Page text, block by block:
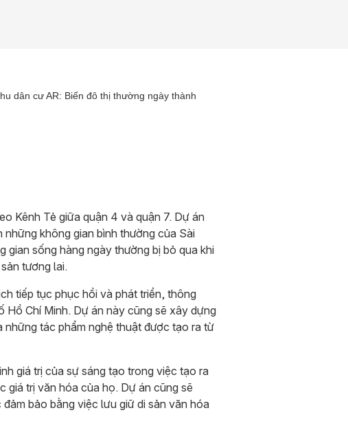
dân cư AR: Biến đô thị thường ngày thành
Kênh Tẻ giữa quận 4 và quận 7. Dự án
không gian bình thường của Sài
gian sống hàng ngày thường bị bỏ qua khi
tương lai.
tiếp tục phục hồi và phát triển, thông
Hồ Chí Minh. Dự án này cũng sẽ xây dựng
tác phẩm nghệ thuật được tạo ra từ
giá trị của sự sáng tạo trong việc tạo ra
trị văn hóa của họ. Dự án cũng sẽ
bảo bằng việc lưu giữ di sản văn hóa